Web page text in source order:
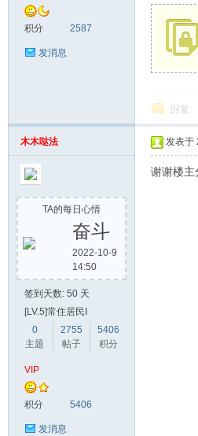
积分 2587
发消息
回复
木木哒法
TA的每日心情
奋斗
2022-10-9
14:50
签到天数: 50 天
[LV.5]常住居民I
0
主题
2755
帖子
5406
积分
VIP
积分 5406
发消息
发表于
谢谢楼主